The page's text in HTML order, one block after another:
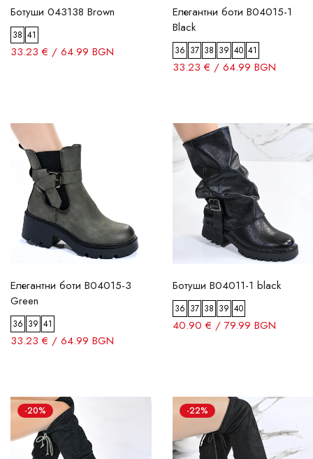
Ботуши 043138 Brown
38 41
33.23 € / 64.99 BGN
Елегантни боти B04015-1
Black
36 37 38 39 40 41
33.23 € / 64.99 BGN
Елегантни боти B04015-3
Green
36 39 41
33.23 € / 64.99 BGN
Ботуши B04011-1 black
36 37 38 39 40
40.90 € / 79.99 BGN
-20% -22%